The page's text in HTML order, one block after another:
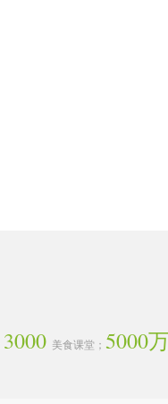
3000 美食课堂； 5000